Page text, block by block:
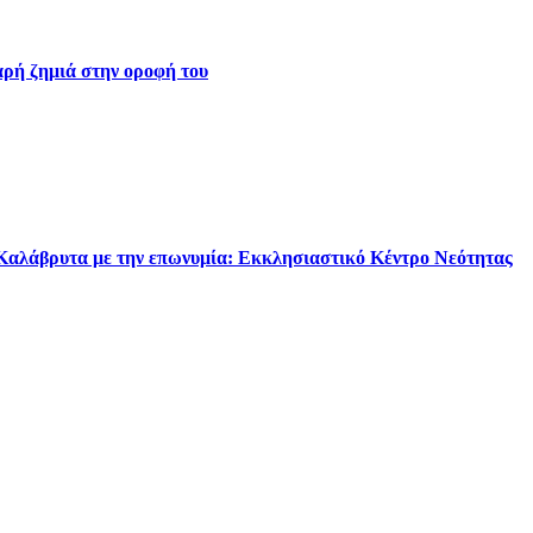
ζημιά στην οροφή του
με την επωνυμία: Εκκλησιαστικό Κέντρο Νεότητας